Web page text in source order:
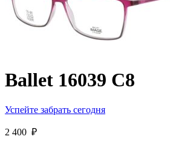
Ballet 16039 C8
Успейте забрать сегодня
2 400 ₽